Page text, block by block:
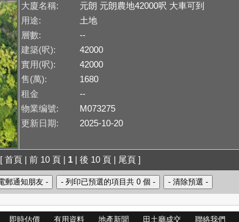
大廈名稱:
元朗 元朗農地42000呎 大車可到
用途:
土地
層數:
--
建築(呎):
42000
實用(呎):
42000
售(萬):
1680
租金
--
物業编號:
M073275
更新日期:
2025-10-20
[ 首頁 | 前 10 頁 | 1| 後 10 頁 | 尾頁 ]
即時估價 有用資料 地產新聞 田土廳成交 聯絡我們